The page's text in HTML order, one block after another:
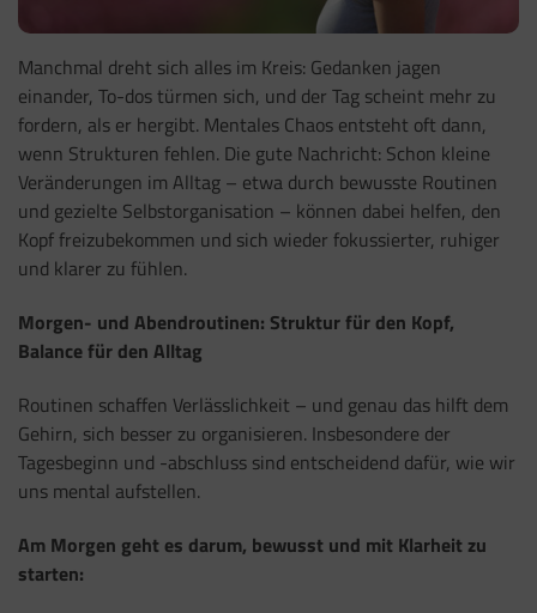
Manchmal dreht sich alles im Kreis: Gedanken jagen
einander, To-dos türmen sich, und der Tag scheint mehr zu
fordern, als er hergibt. Mentales Chaos entsteht oft dann,
wenn Strukturen fehlen. Die gute Nachricht: Schon kleine
Veränderungen im Alltag – etwa durch bewusste Routinen
und gezielte Selbstorganisation – können dabei helfen, den
Kopf freizubekommen und sich wieder fokussierter, ruhiger
und klarer zu fühlen.
Morgen- und Abendroutinen: Struktur für den Kopf,
Balance für den Alltag
Routinen schaffen Verlässlichkeit – und genau das hilft dem
Gehirn, sich besser zu organisieren. Insbesondere der
Tagesbeginn und -abschluss sind entscheidend dafür, wie wir
uns mental aufstellen.
Am Morgen geht es darum, bewusst und mit Klarheit zu
starten: